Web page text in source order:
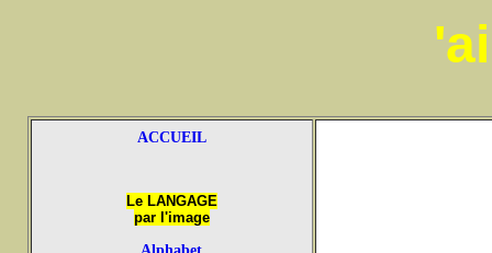
ACCUEIL
Le LANGAGE
par l'image